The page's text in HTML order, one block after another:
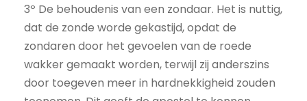
3º De behoudenis van een zondaar. Het is nuttig,
dat de zonde worde gekastijd, opdat de
zondaren door het gevoelen van de roede
wakker gemaakt worden, terwijl zij anderszins
door toegeven meer in hardnekkigheid zouden